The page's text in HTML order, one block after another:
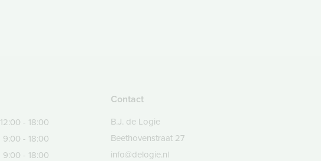
12:00 - 18:00
9:00 - 18:00
9:00 - 18:00
Contact
B.J. de Logie
Beethovenstraat 27
info@delogie.nl